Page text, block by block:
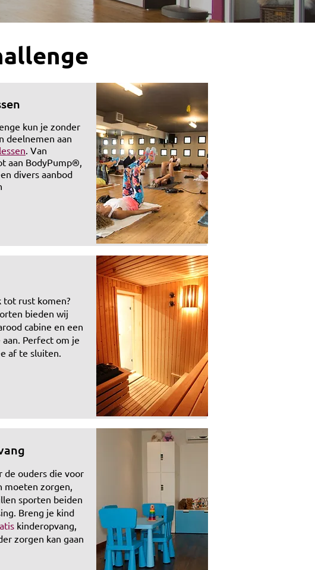
kun je zonder
deelnemen aan
. Van
aan BodyPump®,
divers aanbod
tot rust komen?
bieden wij
cabine en een
aan. Perfect om je
af te sluiten.
de ouders die voor
moeten zorgen,
sporten beiden
Breng je kind
kinderopvang,
zorgen kan gaan